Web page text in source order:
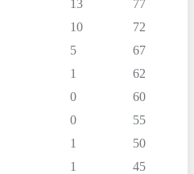
13
77
10
72
5
67
1
62
0
60
0
55
1
50
1
45